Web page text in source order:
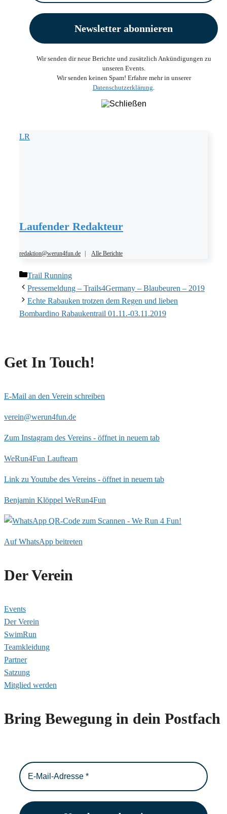
Wir senden dir neue Berichte und zusätzlich Ankündigungen zu
unseren Events.
Wir senden keinen Spam! Erfahre mehr in unserer
Datenschutzerklärung
LR
Laufender Redakteur
redaktion@werun4fun.de | Alle Berichte
Kategorien
Trail Running
Pressemeldung – Trails4Germany – Blaubeuren – 2019
Echte Rabauken trotzen dem Regen und lieben
Bombardino Rabaukentrail 01.11.-03.11.2019
Get In Touch!
E-Mail an den Verein schreiben
verein@werun4fun.de
Zum Instagram des Vereins - öffnet in neuem tab
WeRun4Fun Laufteam
Link zu Youtube des Vereins - öffnet in neuem tab
Benjamin Klöppel WeRun4Fun
Auf WhatsApp beitreten
Der Verein
Events
Der Verein
SwimRun
Teamkleidung
Partner
Satzung
Mitglied werden
Bring Bewegung in dein Postfach